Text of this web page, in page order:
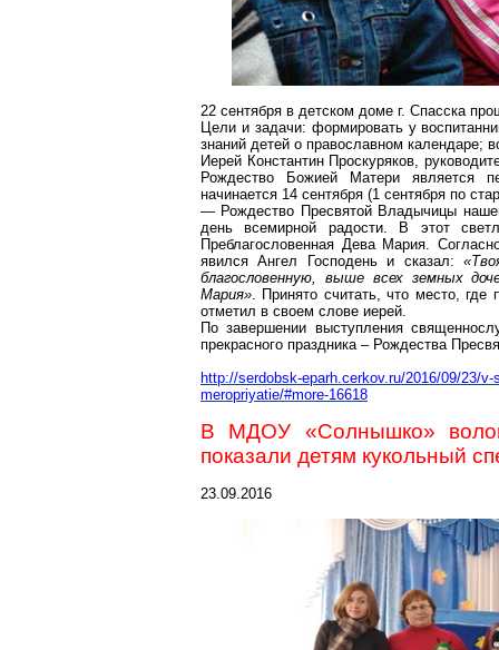
22 сентября в детском доме г. Спасска
Цели и задачи: формировать у
знаний детей о православном календаре;
Иерей Константин Проскуряков,
Рождество Божией Матери является
начинается 14 сентября (1 сентября по
— Рождество Пресвятой Владычицы
день всемирной радости. В этот
Преблагословенная Дева Мария.
явился Ангел Господень и сказал:
благословенную, выше всех земных
Мария». Принято считать, что место,
отметил в своем слове иерей.
По завершении выступления
прекрасного праздника – Рождества
http://serdobsk-eparh.cerkov.ru/2016/09/23/
meropriyatie/#more-16618
В МДОУ «Солнышко»
показали детям кукольный
23.09.2016